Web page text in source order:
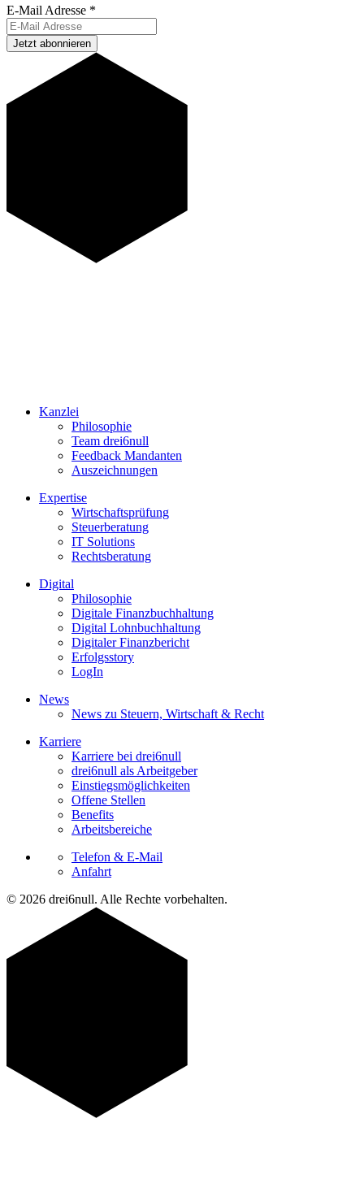
E-Mail Adresse *
Jetzt abonnieren
Kanzlei
Philosophie
Team drei6null
Feedback Mandanten
Auszeichnungen
Expertise
Wirtschaftsprüfung
Steuerberatung
IT Solutions
Rechtsberatung
Digital
Philosophie
Digitale Finanzbuchhaltung
Digital Lohnbuchhaltung
Digitaler Finanzbericht
Erfolgsstory
LogIn
News
News zu Steuern, Wirtschaft & Recht
Karriere
Karriere bei drei6null
drei6null als Arbeitgeber
Einstiegsmöglichkeiten
Offene Stellen
Benefits
Arbeitsbereiche
Telefon & E-Mail
Anfahrt
© 2026 drei6null. Alle Rechte vorbehalten.